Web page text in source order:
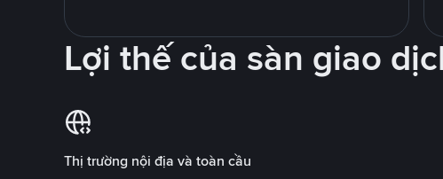
Lợi thế của sàn giao
Thị trường nội địa và toàn cầu